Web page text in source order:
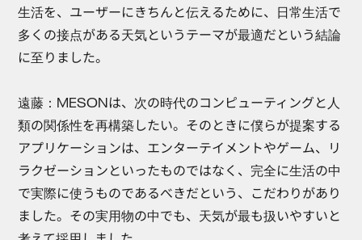
生活を、ユーザーにきちんと伝えるために、日常生活で
多くの接点がある天気というテーマが最適だという結論
に至りました。
遠藤： MESONは、次の時代のコンピューティングと人
類の関係性を再構築したい。そのときに僕らが提案する
アプリケーションは、エンターテイメントやゲーム、リ
ラクゼーションといったものではなく、完全に生活の中
で実際に使うものであるべきだという、こだわりがあり
ました。その実用物の中でも、天気が最も扱いやすいと